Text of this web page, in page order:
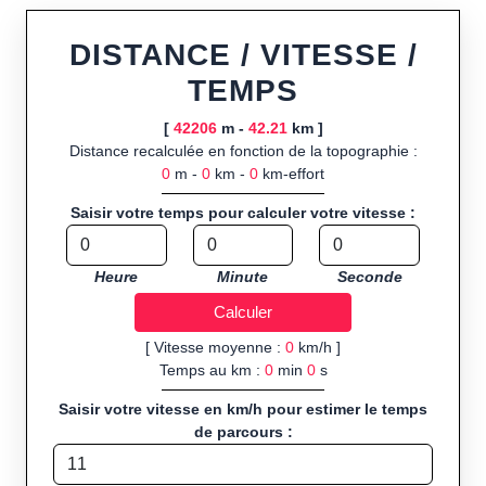
ou import de fichier GPX, calcul instantané de la distance
profil d’élévation avec options de lissage, export en trace GPX,
route GPX, KML (plat ou relief) et TCX, ainsi que calculs
Public cible :strong> sportifs de loisir et compétiteurs
préparant entraînements et parcours, organisateurs
d’événements partageant leurs itinéraires, et utilisateurs de
GPS souhaitant charger leurs trajets à l’avance.
Sports et activités disponibles :Footing (jogging), course à
pied, cyclisme (vélo), VTT, randonnée, roller et équitation.
DISTANCE / VITESSE /
TEMPS
[ 42206m - 42.21km ]
Distance recalculée en fonction de la topographie :
0 m - 0 km - 0 km-effort
Saisir votre temps pour calculer votre vitesse :
Heure Minute Seconde
[ Vitesse moyenne : 0 km/h ]
Temps au km : 0min 0s
Saisir votre vitesse en km/h pour estimer le temps
de parcours :